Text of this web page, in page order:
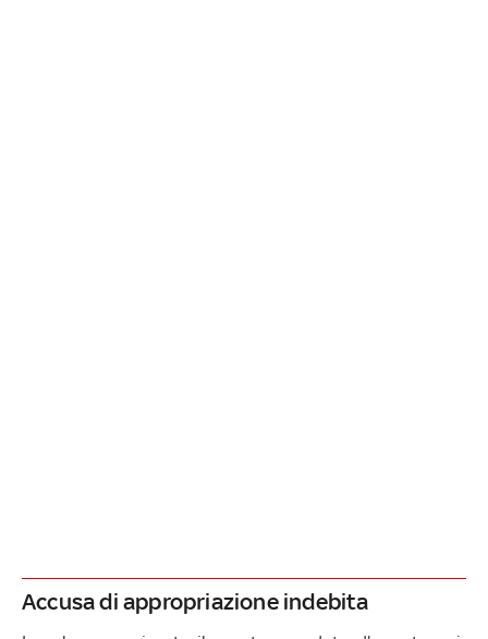
Accusa di appropriazione indebita